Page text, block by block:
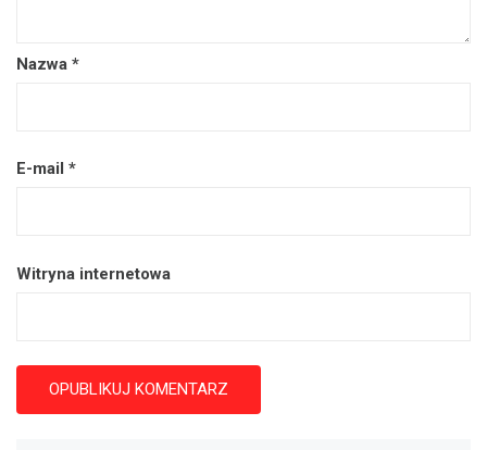
Nazwa *
E-mail *
Witryna internetowa